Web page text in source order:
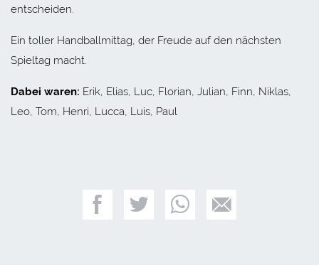
entscheiden.
Ein toller Handballmittag, der Freude auf den nächsten
Spieltag macht.
Dabei waren: Erik, Elias, Luc, Florian, Julian, Finn, Niklas,
Leo, Tom, Henri, Lucca, Luis, Paul